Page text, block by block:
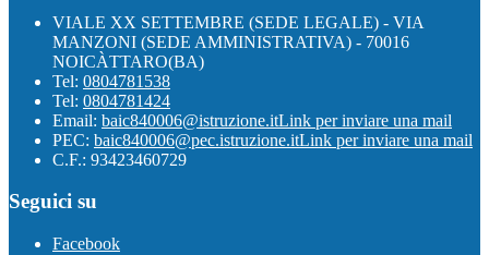
VIALE XX SETTEMBRE (SEDE LEGALE) - VIA
MANZONI (SEDE AMMINISTRATIVA) - 70016
NOICÀTTARO(BA)
Tel: 0804781538
Tel: 0804781424
Email: baic840006@istruzione.itLink per inviare una mail
PEC: baic840006@pec.istruzione.itLink per inviare una mail
C.F.: 93423460729
Seguici su
Facebook